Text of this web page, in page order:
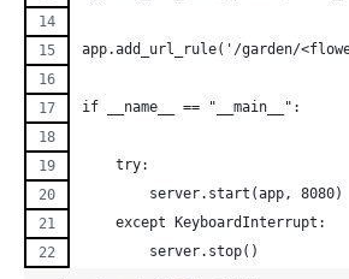
app.add_url_rule('/garden/
if __name__ == "__main__":
    try:
        server.start(app, 8080)
    except KeyboardInterrupt:
        server.stop()